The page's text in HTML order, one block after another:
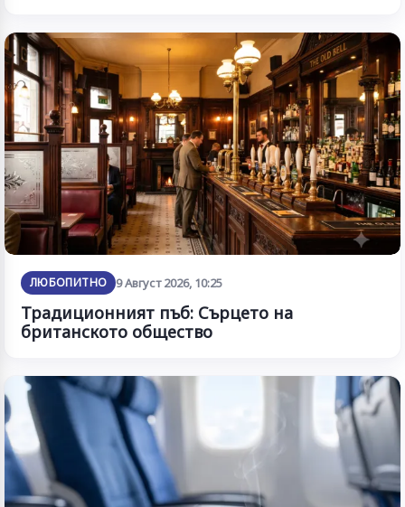
ЛЮБОПИТНО 9 Август 2026, 10:25
Традиционният пъб: Сърцето на
британското общество